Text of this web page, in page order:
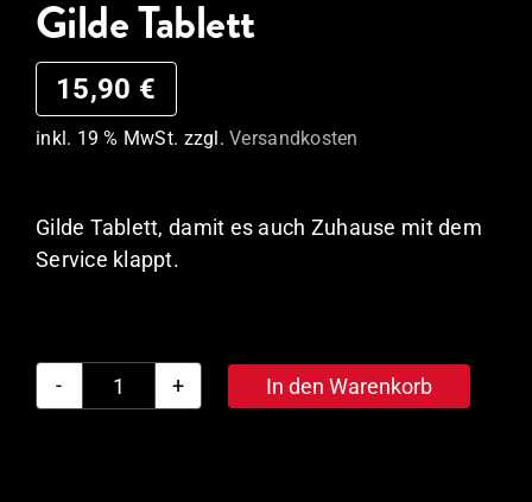
Gilde Tablett
15,90 €
inkl. 19 % MwSt. zzgl.Versandkosten
Gilde Tablett, damit es auch Zuhause mit dem
Service klappt.
Gilde
In den Warenkorb